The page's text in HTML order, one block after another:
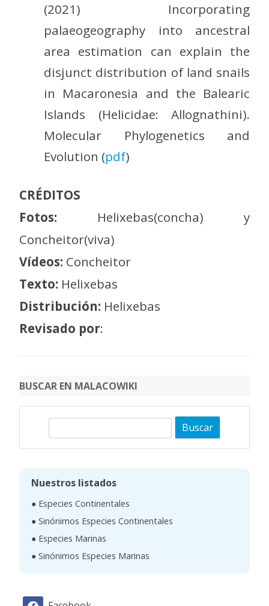
(2021) Incorporating
palaeogeography into ancestral
area estimation can explain the
disjunct distribution of land snails
in Macaronesia and the Balearic
Islands (Helicidae: Allognathini).
Molecular Phylogenetics and
Evolution (pdf)
CRÉDITOS
Fotos: Helixebas(concha) y
Concheitor(viva)
Vídeos: Concheitor
Texto: Helixebas
Distribución: Helixebas
Revisado por:
BUSCAR EN MALACOWIKI
Nuestros listados
● Especies Continentales
● Sinónimos Especies Continentales
● Especies Marinas
● Sinónimos Especies Marinas